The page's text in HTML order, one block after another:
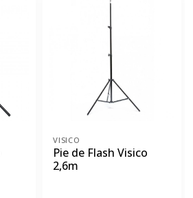
VISICO
Pie de Flash Visico
2,6m